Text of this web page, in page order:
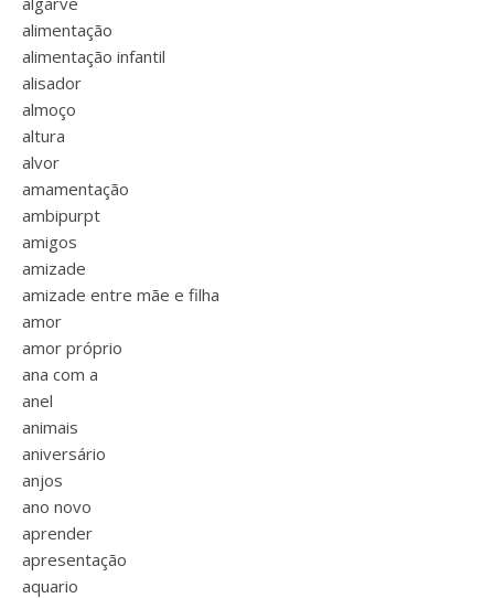
alimentação
alimentação infantil
alisador
almoço
altura
alvor
amamentação
ambipurpt
amigos
amizade
amizade entre mãe e filha
amor
amor próprio
ana com a
anel
animais
aniversário
anjos
ano novo
aprender
apresentação
aquario